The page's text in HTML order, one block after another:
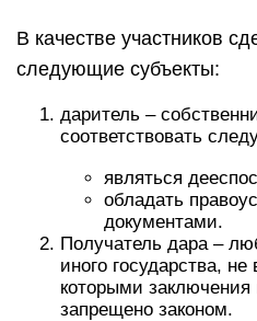
В качестве участников
следующие субъекты:
даритель –
соответствовать
являться
обладать
документами.
Получатель дара –
иного государства,
которыми
запрещено законом.